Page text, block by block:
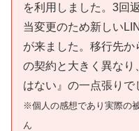
を利用しました。3回
当変更のため新しい
が来ました。移行先
の契約と大きく異な
はない』の一点張りで
※個人の感想であり実際の
ん